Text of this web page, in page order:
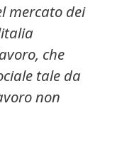
mercato dei
che
tale da
non